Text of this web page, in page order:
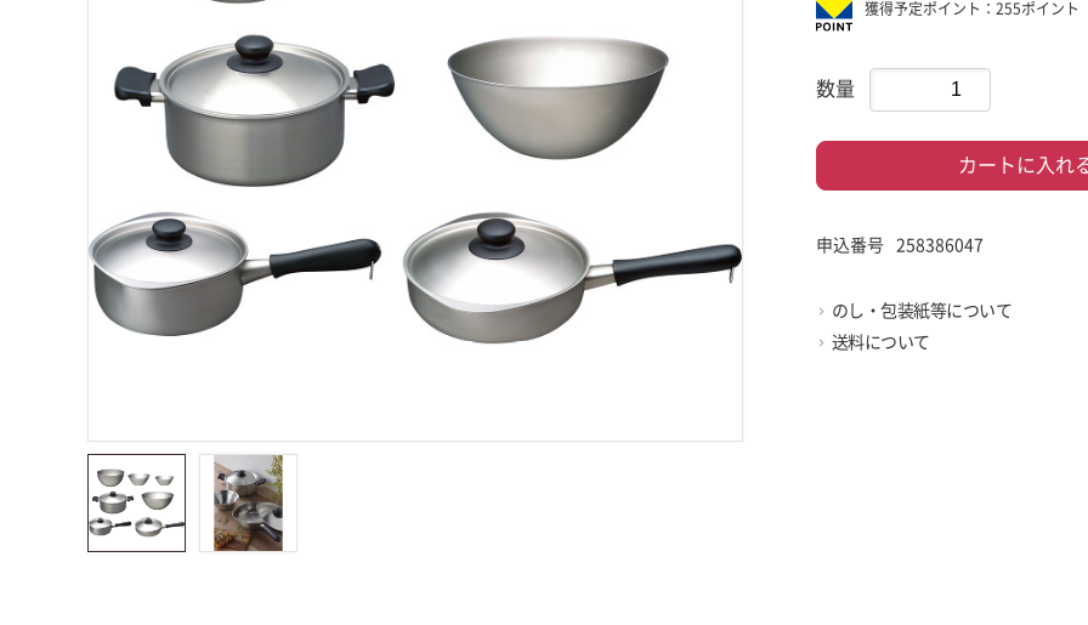
獲得予定ポイント：255ポイント
数量
カートに入れ
申込番号 258386047
のし・包装紙等について
送料について